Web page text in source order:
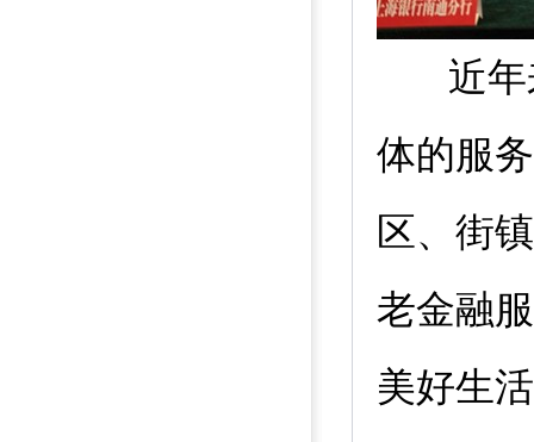
近
体的服
区、街
老金融
美好生